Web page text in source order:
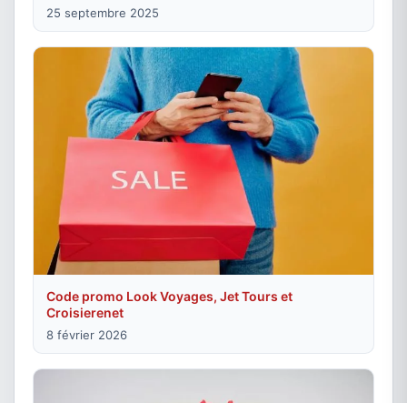
25 septembre 2025
Code promo Look Voyages, Jet Tours et
Croisierenet
8 février 2026